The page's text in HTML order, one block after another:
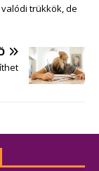
trükkök, de